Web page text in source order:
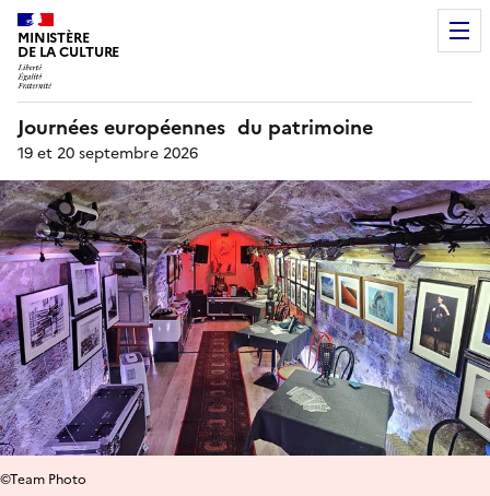
MINISTÈRE
DE LA CULTURE
Journées européennes du patrimoine
19 et 20 septembre 2026
©Team Photo